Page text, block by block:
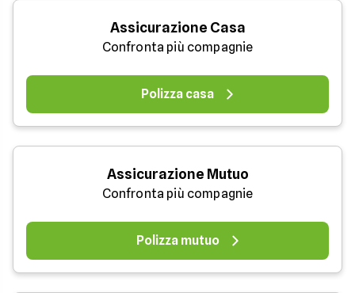
Assicurazione Casa
Confronta più compagnie
Polizza casa
Assicurazione Mutuo
Confronta più compagnie
Polizza mutuo